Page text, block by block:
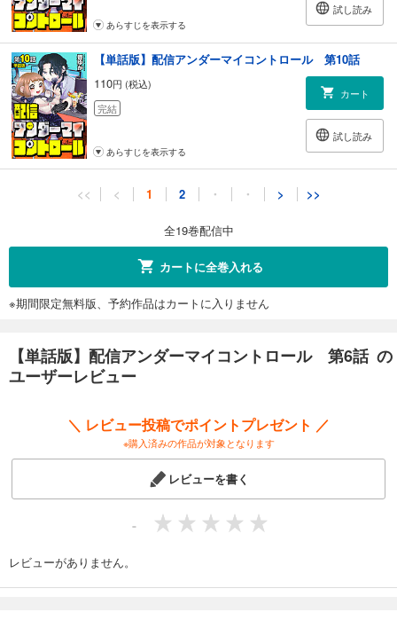
試し読み
あらすじを表示する
【単話版】配信アンダーマイコントロール 第10話
110円 (税込)
完結
カート
試し読み
あらすじを表示する
【単話版】配信アンダーマイコントロール 第11話
【単話版】配信アンダーマイコントロール 第12話
完結
カート
【単話版】配信アンダーマイコントロール 第13話
110円 (税込)
あらすじを表示する
【単話版】配信アンダーマイコントロール 第14話
110円 (税込)
<< < 1 2 ・ ・ > >>
全19巻配信中
カートに全巻入れる
※期間限定無料版、予約作品はカートに入りません
【単話版】配信アンダーマイコントロール 第6話 の
ユーザーレビュー
＼ レビュー投稿でポイントプレゼント ／
※購入済みの作品が対象となります
レビューを書く
-
レビューがありません。